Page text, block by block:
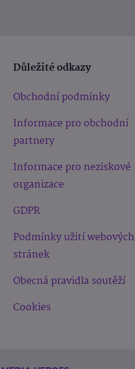
Důležité odkazy
Obchodní podmínky
Informace pro obchodní
partnery
Informace pro neziskové
organizace
GDPR
Podmínky užití webových
stránek
Obecná pravidla soutěží
Cookies